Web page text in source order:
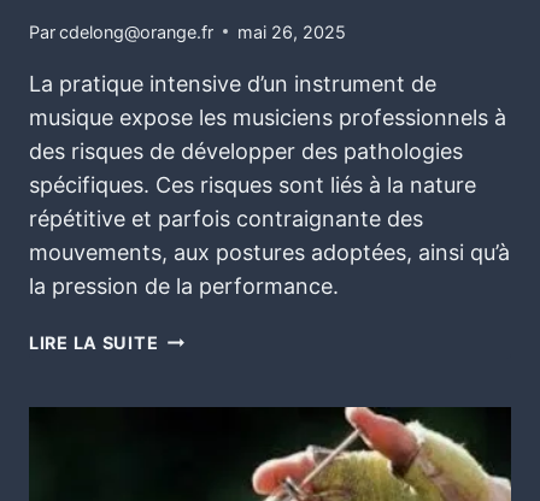
Parcdelong@orange.fr mai 26, 2025
La pratique intensive d’un instrument de
musique expose les musiciens professionnels à
des risques de développer des pathologies
spécifiques. Ces risques sont liés à la nature
répétitive et parfois contraignante des
mouvements, aux postures adoptées, ainsi qu’à
la pression de la performance.
LIRE LA SUITE